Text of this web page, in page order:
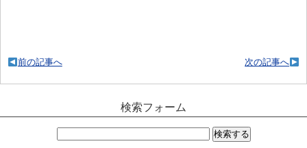
次の記事へ
前の記事へ
検索フォーム